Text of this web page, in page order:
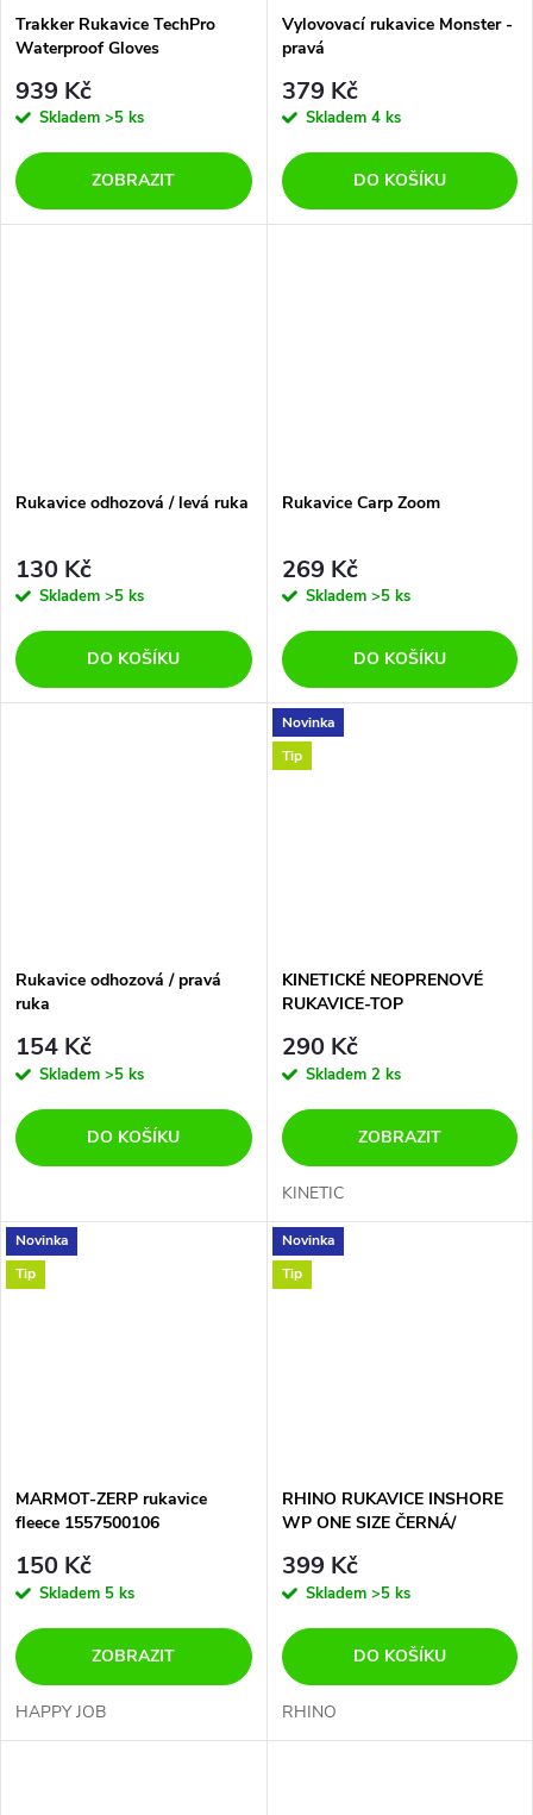
Trakker Rukavice TechPro
Waterproof Gloves
939 Kč
Skladem >5 ks
ZOBRAZIT
Vylovovací rukavice Monster -
pravá
379 Kč
Skladem 4 ks
DO KOŠÍKU
Rukavice odhozová / levá ruka
130 Kč
Skladem >5 ks
DO KOŠÍKU
Rukavice Carp Zoom
269 Kč
Skladem >5 ks
DO KOŠÍKU
Rukavice odhozová / pravá
ruka
154 Kč
Skladem >5 ks
DO KOŠÍKU
Novinka
Tip
KINETICKÉ NEOPRENOVÉ
RUKAVICE-TOP
290 Kč
Skladem 2 ks
ZOBRAZIT
KINETIC
Novinka
Tip
MARMOT-ZERP rukavice
fleece 1557500106
150 Kč
Skladem 5 ks
ZOBRAZIT
HAPPY JOB
Novinka
Tip
RHINO RUKAVICE INSHORE
WP ONE SIZE ČERNÁ/
rukavice pro vylovení velkých
ryb.
399 Kč
Skladem >5 ks
DO KOŠÍKU
RHINO